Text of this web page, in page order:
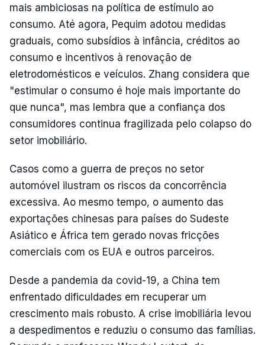
mais ambiciosas na política de estímulo ao
consumo. Até agora, Pequim adotou medidas
graduais, como subsídios à infância, créditos ao
consumo e incentivos à renovação de
eletrodomésticos e veículos. Zhang considera que
"estimular o consumo é hoje mais importante do
que nunca", mas lembra que a confiança dos
consumidores continua fragilizada pelo colapso do
setor imobiliário.
Casos como a guerra de preços no setor
automóvel ilustram os riscos da concorrência
excessiva. Ao mesmo tempo, o aumento das
exportações chinesas para países do Sudeste
Asiático e África tem gerado novas fricções
comerciais com os EUA e outros parceiros.
Desde a pandemia da covid-19, a China tem
enfrentado dificuldades em recuperar um
crescimento mais robusto. A crise imobiliária levou
a despedimentos e reduziu o consumo das famílias.